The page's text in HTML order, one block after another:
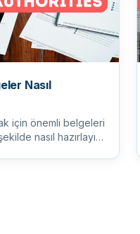
Nasıl
için önemli belgeleri
nasıl hazırlayıp